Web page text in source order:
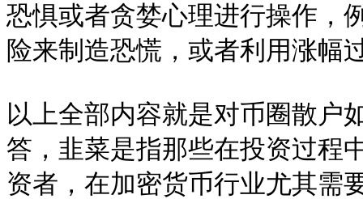
恐惧或者贪婪心理进行操作，
险来制造恐慌，或者利用涨幅
以上全部内容就是对币圈散户
答，韭菜是指那些在投资过程
资者，在加密货币行业尤其需